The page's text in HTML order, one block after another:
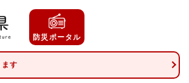
防災ポータル
す